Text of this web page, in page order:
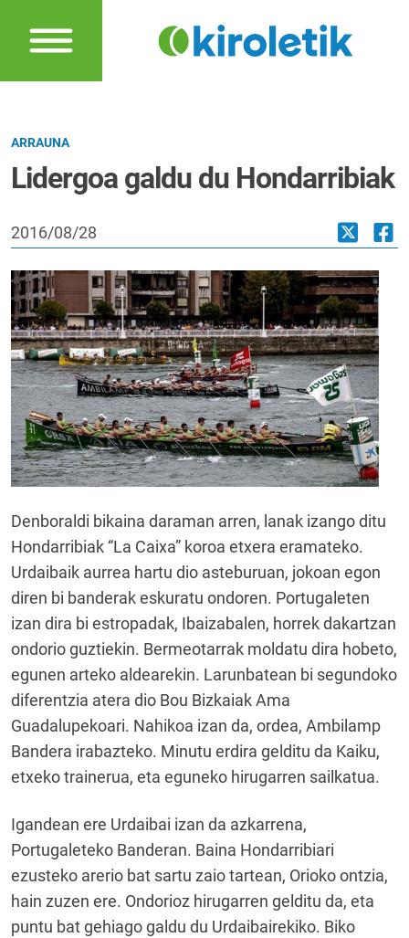
ARRAUNA
Lidergoa galdu du Hondarribiak
2016/08/28
Denboraldi bikaina daraman arren, lanak izango ditu
Hondarribiak “La Caixa” koroa etxera eramateko.
Urdaibaik aurrea hartu dio asteburuan, jokoan egon
diren bi banderak eskuratu ondoren. Portugaleten
izan dira bi estropadak, Ibaizabalen, horrek dakartzan
ondorio guztiekin. Bermeotarrak moldatu dira hobeto,
egunen arteko aldearekin. Larunbatean bi segundoko
diferentzia atera dio Bou Bizkaiak Ama
Guadalupekoari. Nahikoa izan da, ordea, Ambilamp
Bandera irabazteko. Minutu erdira gelditu da Kaiku,
etxeko trainerua, eta eguneko hirugarren sailkatua.
Igandean ere Urdaibai izan da azkarrena,
Portugaleteko Banderan. Baina Hondarribiari
ezusteko arerio bat sartu zaio tartean, Orioko ontzia,
hain zuzen ere. Ondorioz hirugarren gelditu da, eta
puntu bat gehiago galdu du Urdaibairekiko. Biko